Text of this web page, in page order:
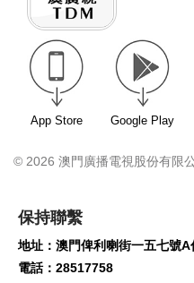
App Store Google Play
© 2026 澳門廣播電視股份有限
保持聯繫
地址：澳門俾利喇街一五七號
電話：28517758